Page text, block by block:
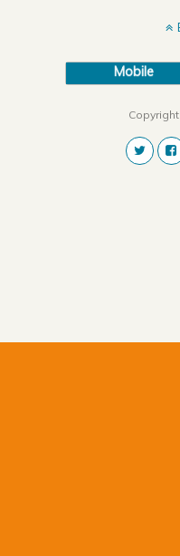
Mobile